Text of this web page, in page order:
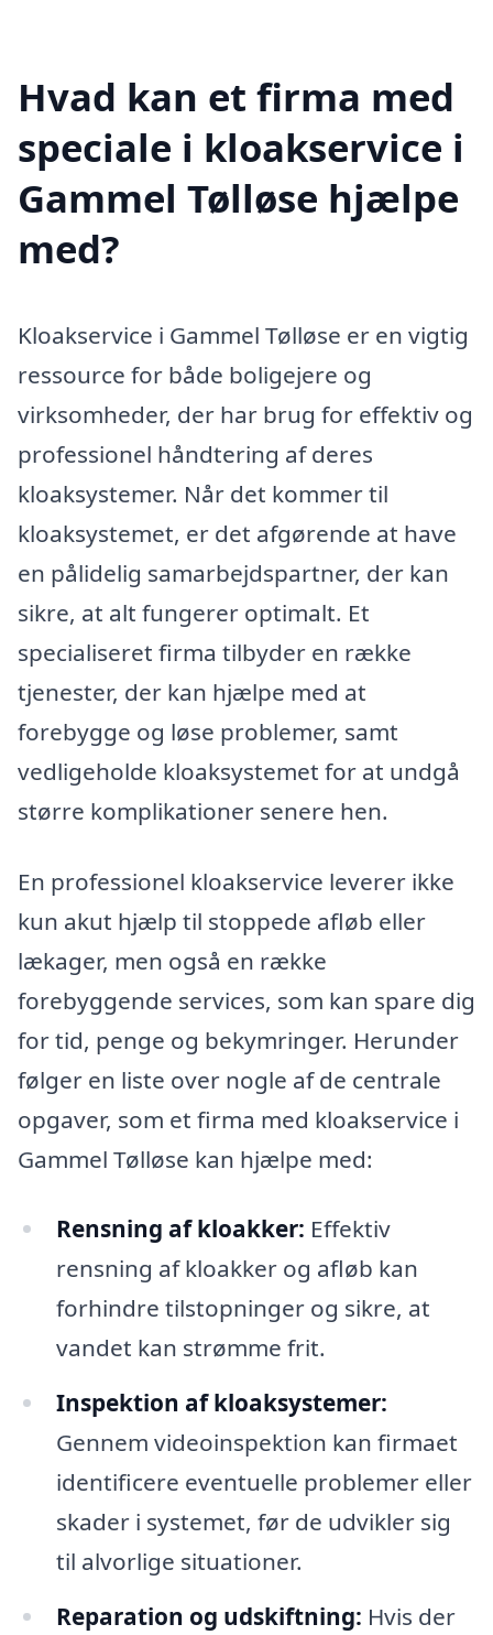
Hvad kan et firma med
speciale i kloakservice i
Gammel Tølløse hjælpe
med?
Kloakservice i Gammel Tølløse er en vigtig
ressource for både boligejere og
virksomheder, der har brug for effektiv og
professionel håndtering af deres
kloaksystemer. Når det kommer til
kloaksystemet, er det afgørende at have
en pålidelig samarbejdspartner, der kan
sikre, at alt fungerer optimalt. Et
specialiseret firma tilbyder en række
tjenester, der kan hjælpe med at
forebygge og løse problemer, samt
vedligeholde kloaksystemet for at undgå
større komplikationer senere hen.
En professionel kloakservice leverer ikke
kun akut hjælp til stoppede afløb eller
lækager, men også en række
forebyggende services, som kan spare dig
for tid, penge og bekymringer. Herunder
følger en liste over nogle af de centrale
opgaver, som et firma med kloakservice i
Gammel Tølløse kan hjælpe med:
Rensning af kloakker: Effektiv
rensning af kloakker og afløb kan
forhindre tilstopninger og sikre, at
vandet kan strømme frit.
Inspektion af kloaksystemer:
Gennem videoinspektion kan firmaet
identificere eventuelle problemer eller
skader i systemet, før de udvikler sig
til alvorlige situationer.
Reparation og udskiftning: Hvis der